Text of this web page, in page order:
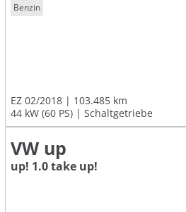
Benzin
EZ 02/2018
103.485 km
44 kW (60 PS)
Schaltgetriebe
VW up
up! 1.0 take up!